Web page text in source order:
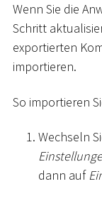
Wenn Sie die
Schritt
exportierten
importieren.
So importieren
Wechseln
dann auf